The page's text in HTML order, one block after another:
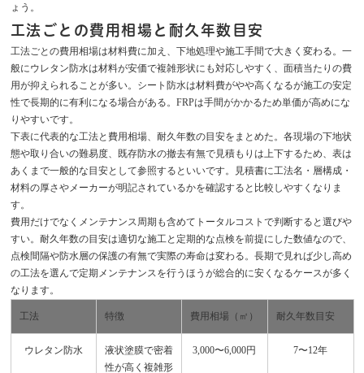
ょう。
工法ごとの費用相場と耐久年数目安
工法ごとの費用相場は材料費に加え、下地処理や施工手間で大きく変わる。一
般にウレタン防水は材料が安価で複雑形状にも対応しやすく、面積当たりの費
用が抑えられることが多い。シート防水は材料費がやや高くなるが施工の安定
性で長期的に有利になる場合がある。FRPは手間がかかるため単価が高めにな
りやすいです。
下表に代表的な工法と費用相場、耐久年数の目安をまとめた。各現場の下地状
態や取り合いの難易度、既存防水の撤去有無で見積もりは上下するため、表は
あくまで一般的な目安として参照するといいです。見積書に工法名・層構成・
材料の厚さやメーカーが明記されているかを確認すると比較しやすくなりま
す。
費用だけでなくメンテナンス周期も含めてトータルコストで判断すると選びや
すい。耐久年数の目安は適切な施工と定期的な点検を前提にした数値なので、
点検間隔や防水層の保護の有無で実際の寿命は変わる。長期で見れば少し高め
の工法を選んで定期メンテナンスを行うほうが総合的に安くなるケースが多く
なります。
工法 特徴 費用相場（㎡） 耐久年数目安
ウレタン防水
液状塗膜で密着
性が高く複雑形
3,000〜6,000円 7〜12年